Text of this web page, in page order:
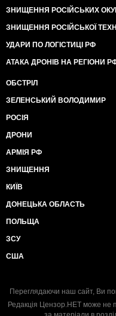
ЗНИЩЕННЯ РОСІЙСЬКИХ
ЗНИЩЕННЯ РОСІЙСЬКОЇ
УДАРИ ПО ЛОГІСТИЦІ РФ
АТАКА ДРОНІВ НА РЕГІОНИ
ОБСТРІЛ
ЗЕЛЕНСЬКИЙ ВОЛОДИМИР
РОСІЯ
ДРОНИ
АРМІЯ РФ
ЗНИЩЕННЯ
КИЇВ
ДОНЕЦЬКА ОБЛАСТЬ
ПОЛЬЩА
ЗСУ
США
Переглядаючи наш сайт, Ви
Редакція Цензор.НЕТ може не